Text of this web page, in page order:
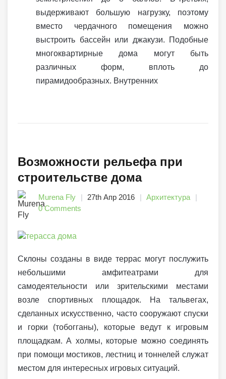
выдерживают большую нагрузку, поэтому
вместо чердачного помещения можно
выстроить бассейн или джакузи. Подобные
многоквартирные дома могут быть
различных форм, вплоть до
пирамидообразных. Внутренних
Возможности рельефа при
строительстве дома
Murena Fly 27th Апр 2016
Архитектура
0 Comments
Склоны созданы в виде террас могут послужить
небольшими амфитеатрами для
самодеятельности или зрительскими местами
возле спортивных площадок. На тальвегах,
сделанных искусственно, часто сооружают спуски
и горки (тобогганы), которые ведут к игровым
площадкам. А холмы, которые можно соединять
при помощи мостиков, лестниц и тоннелей служат
местом для интересных игровых ситуаций.